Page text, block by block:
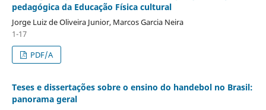
pedagógica da Educação Física cultural
Jorge Luiz de Oliveira Junior, Marcos Garcia Neira
1-17
PDF/A
Teses e dissertações sobre o ensino do handebol no Brasil:
panorama geral